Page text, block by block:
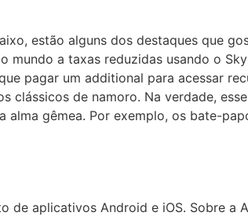
estão alguns dos destaques que
mundo a taxas reduzidas usando o
pagar um additional para acessar
clássicos de namoro. Na verdade,
gêmea. Por exemplo, os bate-
de aplicativos Android e iOS. Sobre a